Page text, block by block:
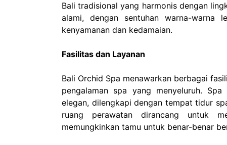
Bali tradisional yang harmonis dengan
alami, dengan sentuhan warna-warna
kenyamanan dan kedamaian.
Fasilitas dan Layanan
Bali Orchid Spa menawarkan berbagai
pengalaman spa yang menyeluruh.
elegan, dilengkapi dengan tempat tidur
ruang perawatan dirancang untuk
memungkinkan tamu untuk benar-benar